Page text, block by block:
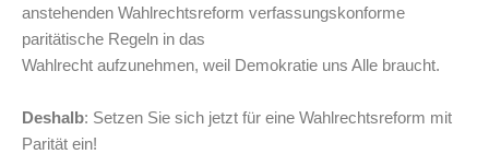
anstehenden Wahlrechtsreform verfassungskonforme
paritätische Regeln in das
Wahlrecht aufzunehmen, weil Demokratie uns Alle braucht.
Deshalb: Setzen Sie sich jetzt für eine Wahlrechtsreform mit
Parität ein!